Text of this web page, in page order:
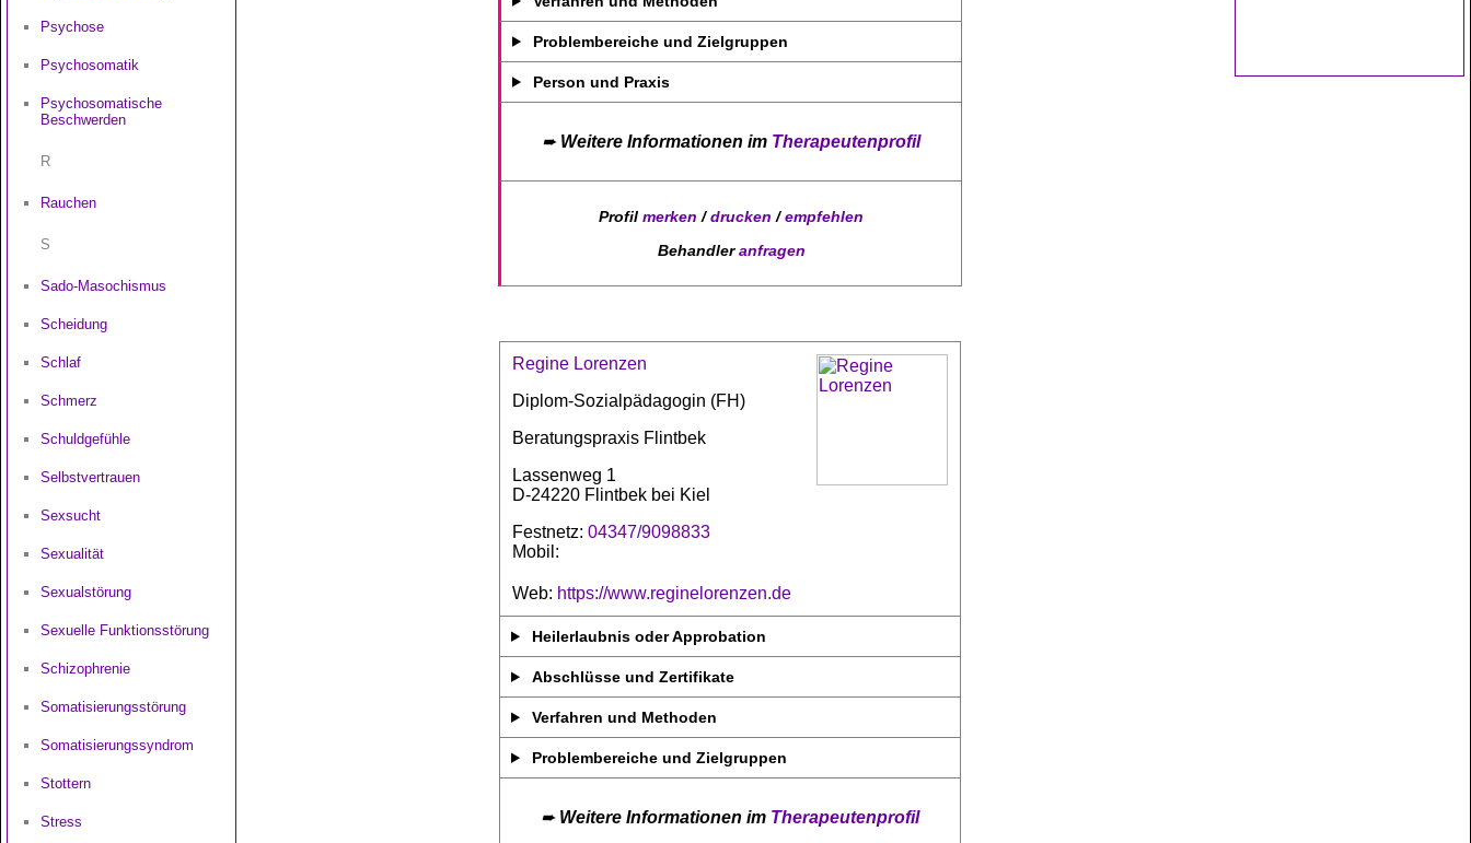
Psychose
Psychosomatik
Psychosomatische
Beschwerden
R
Rauchen
S
Sado-Masochismus
Scheidung
Schlaf
Schmerz
Schuldgefühle
Selbstvertrauen
Sexsucht
Sexualität
Sexualstörung
Sexuelle Funktionsstörung
Schizophrenie
Somatisierungsstörung
Somatisierungssyndrom
Stottern
Stress
Problembereiche und Zielgruppen
Person und Praxis
➨ Weitere Informationen im Therapeutenprofil
Profil merken /drucken /empfehlen
Behandleranfragen
Regine Lorenzen
Diplom-Sozialpädagogin (FH)
Beratungspraxis Flintbek
Lassenweg 1
D-24220 Flintbek bei Kiel
Festnetz: 04347/9098833
Mobil:
Web: https://www.reginelorenzen.de
Heilerlaubnis oder Approbation
Abschlüsse und Zertifikate
Verfahren und Methoden
Problembereiche und Zielgruppen
➨ Weitere Informationen im Therapeutenprofil